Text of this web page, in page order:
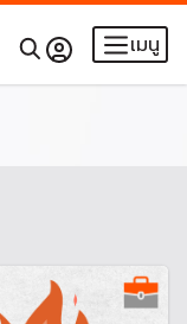
เมนู